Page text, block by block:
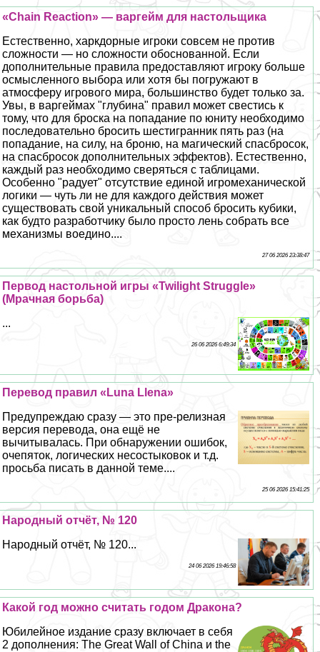
«Chain Reaction» — варгeйм для настольщика
Естественно, харкдорные игроки совсем не против
сложности — но сложности обоснованной. Если
дополнительные правила предоставляют игроку больше
осмысленного выбора или хотя бы погружают в
атмосферу игрового мира, большинство будет только за.
Увы, в варгeймах "глубина" правил может свестись к
тому, что для броска на попадание по юниту необходимо
последовательно бросить шестигранник пять раз (на
попадание, на силу, на броню, на магический спасбросок,
на спасбросок дополнительных эффектов). Естественно,
каждый раз необходимо сверяться с таблицами.
Особенно "радует" отсутствие единой игромеханической
логики — чуть ли не для каждого действия может
существовать свой уникальный способ бросить кубики,
как будто разработчику было просто лень собрать все
механизмы воедино....
27 06 2026 23:38:47
Первод настольной игры «Twilight Struggle»
(Мрачная борьба)
...
26 06 2026 6:49:34
Перевод правил «Luna Llena»
Предупреждаю сразу — это пре-релизная
версия перевода, она ещё не
вычитывалась. При обнаружении ошибок,
очепяток, логических несостыковок и т.д.
просьба писать в данной теме....
25 06 2026 15:41:25
Народный отчёт, № 120
Народный отчёт, № 120...
24 06 2026 19:46:58
Какой год можно считать годом Дpaкона?
Юбилейное издание сразу включает в себя
2 дополнения: The Great Wall of China и the